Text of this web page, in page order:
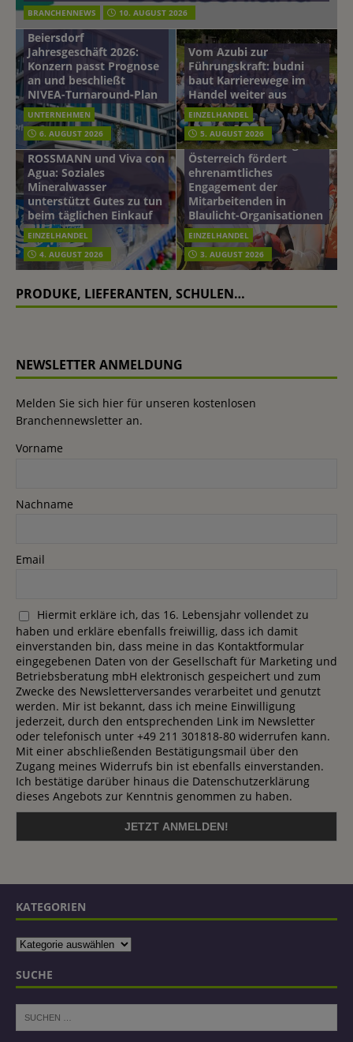
BRANCHENNEWS 10. AUGUST 2026
Beiersdorf
Jahresgeschäft 2026:
Konzern passt Prognose
an und beschließt
NIVEA-Turnaround-Plan
UNTERNEHMEN
6. AUGUST 2026
Vom Azubi zur
Führungskraft: budni
baut Karrierewege im
Handel weiter aus
EINZELHANDEL
5. AUGUST 2026
ROSSMANN und Viva con
Agua: Soziales
Mineralwasser
unterstützt Gutes zu tun
beim täglichen Einkauf
EINZELHANDEL
4. AUGUST 2026
mehr vom leben tag: dm
Österreich fördert
ehrenamtliches
Engagement der
Mitarbeitenden in
Blaulicht-Organisationen
EINZELHANDEL
3. AUGUST 2026
PRODUKE, LIEFERANTEN, SCHULEN…
NEWSLETTER ANMELDUNG
Melden Sie sich hier für unseren kostenlosen
Branchennewsletter an.
Vorname
Nachname
Email
Hiermit erkläre ich, das 16. Lebensjahr vollendet zu
haben und erkläre ebenfalls freiwillig, dass ich damit
einverstanden bin, dass meine in das Kontaktformular
eingegebenen Daten von der Gesellschaft für Marketing und
Betriebsberatung mbH elektronisch gespeichert und zum
Zwecke des Newsletterversandes verarbeitet und genutzt
werden. Mir ist bekannt, dass ich meine Einwilligung
jederzeit, durch den entsprechenden Link im Newsletter
oder telefonisch unter +49 211 301818-80 widerrufen kann.
Mit einer abschließenden Bestätigungsmail über den
Zugang meines Widerrufs bin ist ebenfalls einverstanden.
Ich bestätige darüber hinaus die Datenschutzerklärung
dieses Angebots zur Kenntnis genommen zu haben.
KATEGORIEN
SUCHE